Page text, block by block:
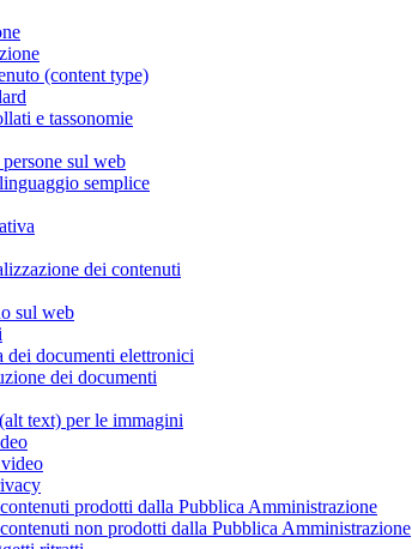
(content type)
e tassonomie
sul web
semplice
dei contenuti
sul web
dei documenti elettronici
dei documenti
text) per le immagini
prodotti dalla Pubblica Amministrazione
non prodotti dalla Pubblica Amministrazione